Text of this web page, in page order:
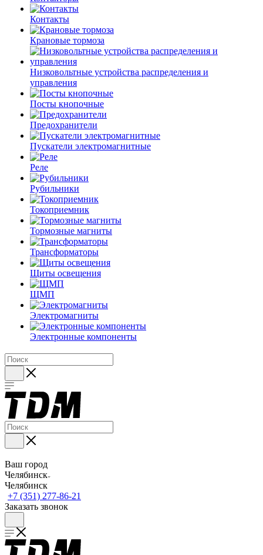
Контакты
Крановые тормоза
Низковольтные устройства распределения и
управления
Посты кнопочные
Предохранители
Пускатели электромагнитные
Реле
Рубильники
Токоприемник
Тормозные магниты
Трансформаторы
Щиты освещения
ЩМП
Электромагниты
Электронные компоненты
Ваш город
Челябинск
Челябинск
+7 (351) 277-86-21
Заказать звонок